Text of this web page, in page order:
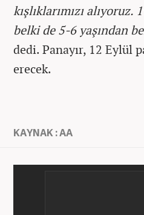
kışlıklarımızı
belki de 5-6 yaşından
dedi. Panayır, 12 Eylül
erecek.
KAYNAK : AA